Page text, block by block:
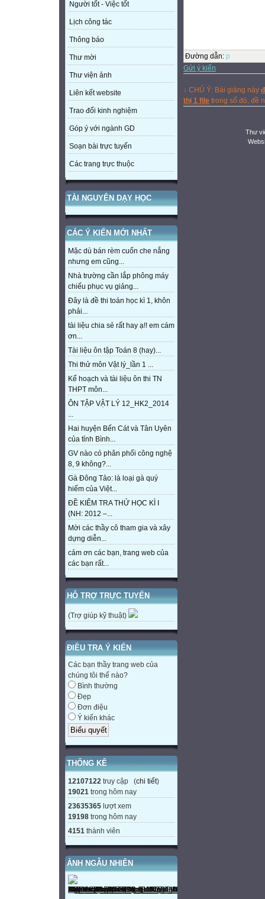
Người tốt - Việc tốt
Lịch công tác
Thông báo
Thư mời
Thư viện ảnh
Liên kết website
Trao đổi kinh nghiệm
Góp ý với ngành GD
Soạn bài trực tuyến
Các trang trực thuộc
TÀI NGUYÊN DẠY HỌC
CÁC Ý KIẾN MỚI NHẤT
Mặc dù bán rèm cuốn che nắng
nhưng em cũng...
Nhà trường cần lắp phông máy
chiếu phục vụ giảng...
Đây là đề thi toán học kì 1, khôn
phải...
tài liệu chia sẻ rất hay ạ!! em cám
ơn...
Tài liệu ôn tập Toán 8 (hay)...
Thi thử môn Vật lý_lần 1 ...
Kế hoạch và tài liệu ôn thi TN
THPT môn...
ÔN TẬP VẬT LÝ 12_HK2_2014
...
Hai huyện Bến Cát và Tân Uyên
của tỉnh Bình...
GV nào có phân phối công nghệ
8, 9 không?...
Gà Đông Tảo: là loại gà quý
hiếm của Việt...
ĐỀ KIỂM TRA THỬ HỌC KÌ I
(NH: 2012 –...
Mời các thầy cô tham gia và xây
dựng diễn...
cảm ơn các bạn, trang web của
các bạn rất...
HỖ TRỢ TRỰC TUYẾN
(Trợ giúp kỹ thuật)
ĐIỀU TRA Ý KIẾN
Các bạn thầy trang web của
chúng tôi thế nào?
Bình thường
Đẹp
Đơn điệu
Ý kiến khác
THỐNG KÊ
12107122 truy cập (chi tiết)
19021 trong hôm nay
23635365 lượt xem
19198 trong hôm nay
4151 thành viên
ẢNH NGẪU NHIÊN
Đường dẫn: p
Gửi ý kiến
↓ CHÚ Ý: Bài giảng này
thị 1 file trong số đó, đề
Thư